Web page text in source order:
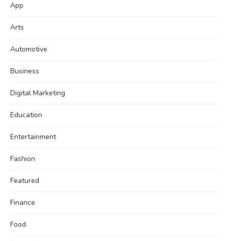
App
Arts
Automotive
Business
Digital Marketing
Education
Entertainment
Fashion
Featured
Finance
Food